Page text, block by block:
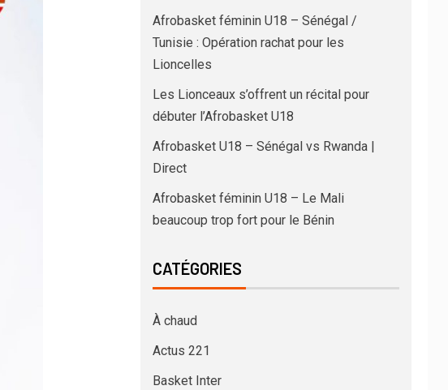
Afrobasket féminin U18 – Sénégal /
Tunisie : Opération rachat pour les
Lioncelles
Les Lionceaux s’offrent un récital pour
débuter l’Afrobasket U18
Afrobasket U18 – Sénégal vs Rwanda |
Direct
Afrobasket féminin U18 – Le Mali
beaucoup trop fort pour le Bénin
CATÉGORIES
À chaud
Actus 221
Basket Inter